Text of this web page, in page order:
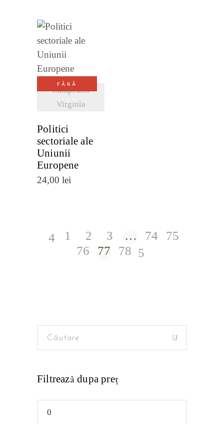
FĂRĂ
STOC
Câmpeanu
Virginia
VEZI
DETALII
Politici
sectoriale ale
Uniunii
Europene
24,00 lei
1 2 3 … 74
75
76
77 78
Search
Filtrează dupa preţ